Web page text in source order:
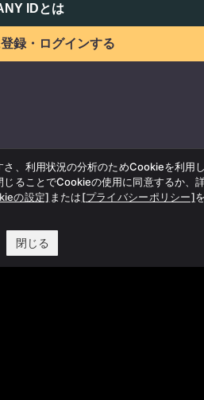
IDとは
録・ログインする
、利用状況の分析のためCookieを利用
ることでCookieの使用に同意するか、
の設定] または[プライバシーポリシー]
閉じる